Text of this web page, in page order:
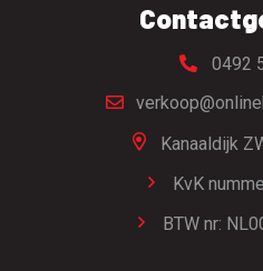
0492
Kanaaldijk
KvK
BTW nr: